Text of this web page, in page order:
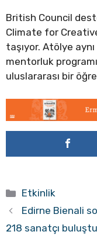
British Council
Climate for
taşıyor. Atölye
mentorluk
uluslararası bir
Kategoriler
Etkinlik
Edirne Bienali
218 sanatçı buluştu